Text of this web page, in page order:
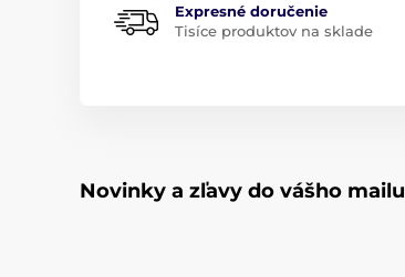
Expresné doručenie
Tisíce produktov na sklade
Novinky a zľavy do vášho mailu